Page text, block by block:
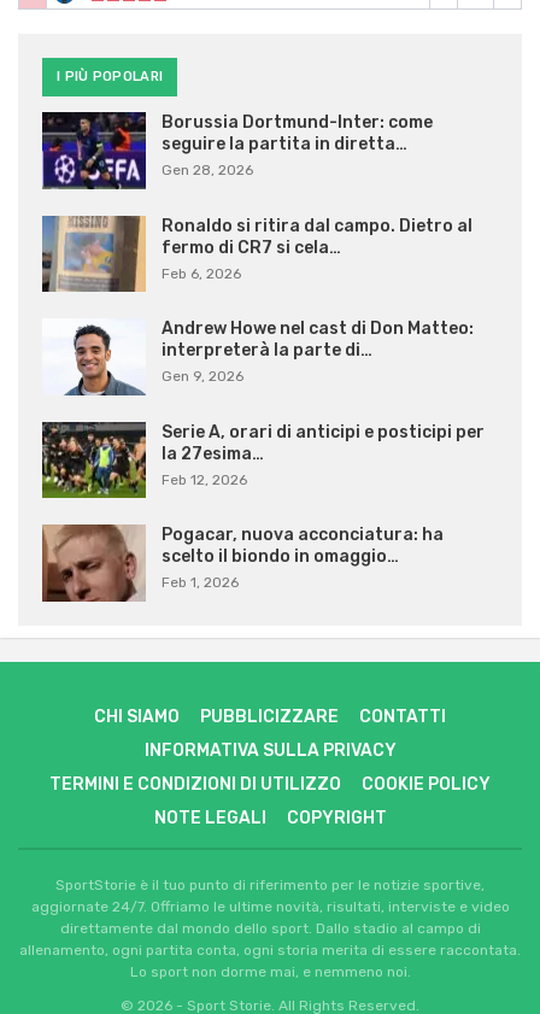
I PIÙ POPOLARI
Borussia Dortmund-Inter: come
seguire la partita in diretta…
Gen 28, 2026
Ronaldo si ritira dal campo. Dietro al
fermo di CR7 si cela…
Feb 6, 2026
Andrew Howe nel cast di Don Matteo:
interpreterà la parte di…
Gen 9, 2026
Serie A, orari di anticipi e posticipi per
la 27esima…
Feb 12, 2026
Pogacar, nuova acconciatura: ha
scelto il biondo in omaggio…
Feb 1, 2026
CHI SIAMO PUBBLICIZZARE
CONTATTI
INFORMATIVA SULLA PRIVACY
TERMINI E CONDIZIONI DI UTILIZZO
COOKIE POLICY
NOTE LEGALI
COPYRIGHT
SportStorie è il tuo punto di riferimento per le notizie sportive,
aggiornate 24/7. Offriamo le ultime novità, risultati, interviste e video
direttamente dal mondo dello sport. Dallo stadio al campo di
allenamento, ogni partita conta, ogni storia merita di essere raccontata.
Lo sport non dorme mai, e nemmeno noi.
© 2026 - Sport Storie. All Rights Reserved.